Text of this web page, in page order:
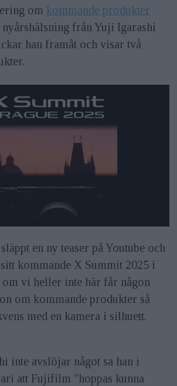
om kommande produkter
nyårshälsning från Yuji Igarashi
han framåt och visar två
en ny teaser på Youtube och
kommande X Summit 2025 i
om vi heller inte här får någon
om kommande produkter så
med en kamera i silhuett.
inte avslöjar något sa han i
att Fujifilm "hoppas kunna